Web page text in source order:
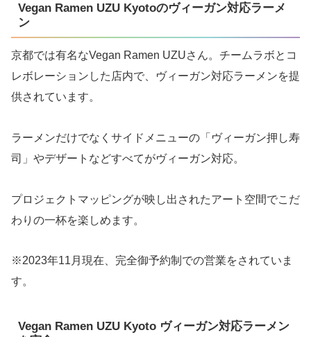
Vegan Ramen UZU Kyotoのヴィーガン対応ラーメ
ン
京都では有名なVegan Ramen UZUさん。チームラボとコ
レボレーションした店内で、ヴィーガン対応ラーメンを提
供されています。
ラーメンだけでなくサイドメニューの「ヴィーガン押し寿
司」やデザートなどすべてがヴィーガン対応。
プロジェクトマッピングが映し出されたアート空間でこだ
わりの一杯を楽しめます。
※2023年11月現在、完全御予約制での営業をされていま
す。
Vegan Ramen UZU Kyoto ヴィーガン対応ラーメン